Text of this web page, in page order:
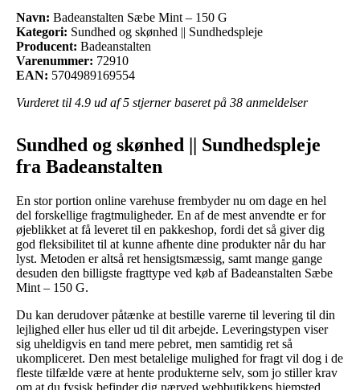
Navn: Badeanstalten Sæbe Mint – 150 G
Kategori: Sundhed og skønhed || Sundhedspleje
Producent: Badeanstalten
Varenummer: 72910
EAN: 5704989169554
Vurderet til 4.9 ud af 5 stjerner baseret på 38 anmeldelser
Sundhed og skønhed || Sundhedspleje
fra Badeanstalten
En stor portion online varehuse frembyder nu om dage en hel
del forskellige fragtmuligheder. En af de mest anvendte er for
øjeblikket at få leveret til en pakkeshop, fordi det så giver dig
god fleksibilitet til at kunne afhente dine produkter når du har
lyst. Metoden er altså ret hensigtsmæssig, samt mange gange
desuden den billigste fragttype ved køb af Badeanstalten Sæbe
Mint – 150 G.
Du kan derudover påtænke at bestille varerne til levering til din
lejlighed eller hus eller ud til dit arbejde. Leveringstypen viser
sig uheldigvis en tand mere pebret, men samtidig ret så
ukompliceret. Den mest betalelige mulighed for fragt vil dog i de
fleste tilfælde være at hente produkterne selv, som jo stiller krav
om at du fysisk befinder dig nærved webbutikkens hjemsted.